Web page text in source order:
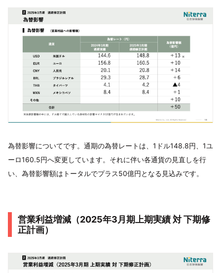
為替影響についてです。通期の為替レートは、1ドル148.8円、1ユ
ーロ160.5円へ変更しています。それに伴い各通貨の見直しを行
い、為替影響額はトータルでプラス50億円となる見込みです。
営業利益増減（2025年3月期上期実績 対 下期修
正計画）